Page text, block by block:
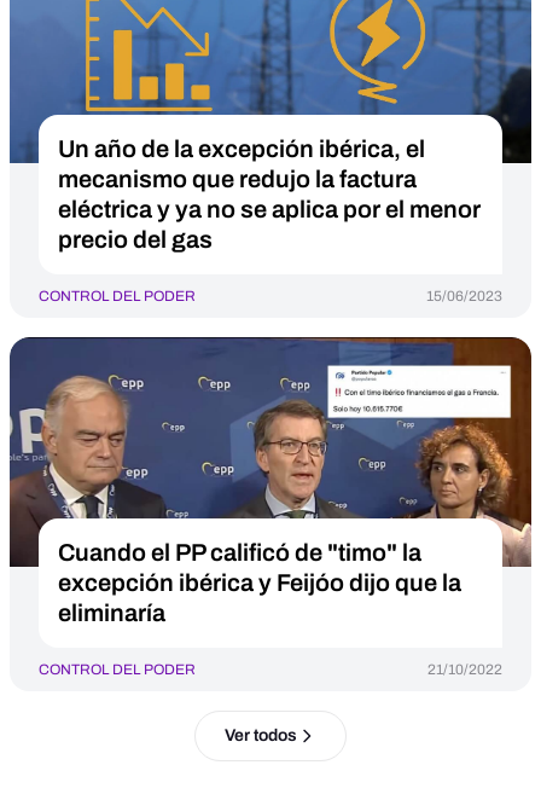
Un año de la excepción ibérica, el
mecanismo que redujo la factura
eléctrica y ya no se aplica por el menor
precio del gas
CONTROL DEL PODER 15/06/2023
Cuando el PP calificó de "timo" la
excepción ibérica y Feijóo dijo que la
eliminaría
CONTROL DEL PODER 21/10/2022
Ver todos